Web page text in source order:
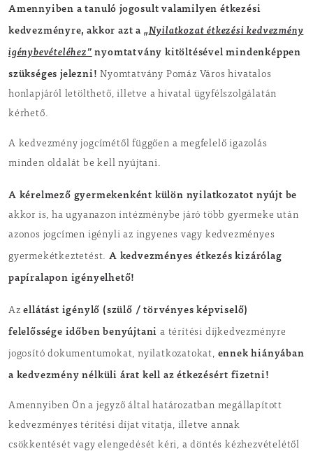
Amennyiben a tanuló jogosult valamilyen étkezési
kedvezményre, akkor azt a „Nyilatkozat étkezési kedvezmény
igénybevételéhez” nyomtatvány kitöltésével mindenképpen
szükséges jelezni!Nyomtatvány Pomáz Város hivatalos
honlapjáról letölthető, illetve a hivatal ügyfélszolgálatán
kérhető.
A kedvezmény jogcímétől függően a megfelelő igazolás
minden oldalát be kell nyújtani.
A kérelmező gyermekenként külön nyilatkozatot nyújt be
akkor is, ha ugyanazon intézménybe járó több gyermeke után
azonos jogcímen igényli az ingyenes vagy kedvezményes
gyermekétkeztetést.A kedvezményes étkezés kizárólag
papíralapon igényelhető!
Azellátást igénylő (szülő / törvényes képviselő)
felelőssége időben benyújtani a térítési díjkedvezményre
jogosító dokumentumokat, nyilatkozatokat, ennek hiányában
a kedvezmény nélküli árat kell az étkezésért fizetni!
Amennyiben Ön a jegyző által határozatban megállapított
kedvezményes térítési díjat vitatja, illetve annak
csökkentését vagy elengedését kéri, a döntés kézhezvételétől